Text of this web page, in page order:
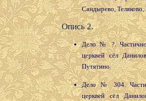
Сандырево, Теляково,
Опись 2.
Дело № ?.
церквей сёл
Путятино.
Дело № 304.
церквей сёл